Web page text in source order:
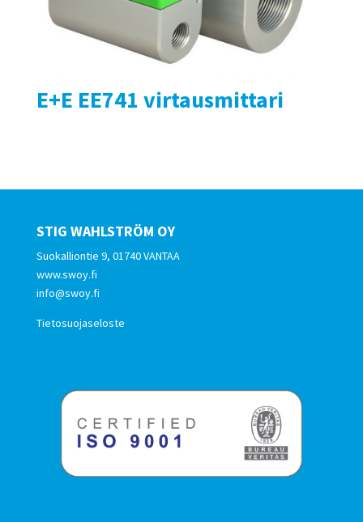
E+E EE741 virtausmittari
STIG WAHLSTRÖM OY
Suokalliontie 9, 01740 VANTAA
www.swoy.fi
info@swoy.fi
Tietosuojaseloste